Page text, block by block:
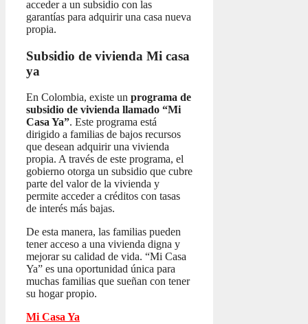
acceder a un subsidio con las
garantías para adquirir una casa nueva
propia.
Subsidio de vivienda Mi casa
ya
En Colombia, existe un programa de
subsidio de vivienda llamado “Mi
Casa Ya”. Este programa está
dirigido a familias de bajos recursos
que desean adquirir una vivienda
propia. A través de este programa, el
gobierno otorga un subsidio que cubre
parte del valor de la vivienda y
permite acceder a créditos con tasas
de interés más bajas.
De esta manera, las familias pueden
tener acceso a una vivienda digna y
mejorar su calidad de vida. “Mi Casa
Ya” es una oportunidad única para
muchas familias que sueñan con tener
su hogar propio.
Mi Casa Ya